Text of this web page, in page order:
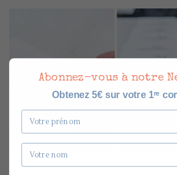
Abonnez-vous à notre
Obtenez 5€ sur votre 1ʳᵉ
Prénom
Nom